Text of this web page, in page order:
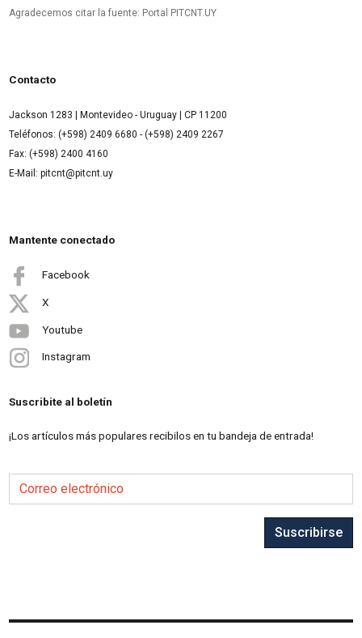
Agradecemos citar la fuente: Portal PITCNT.UY
Contacto
Jackson 1283 | Montevideo - Uruguay | CP 11200
Teléfonos: (+598) 2409 6680 - (+598) 2409 2267
Fax: (+598) 2400 4160
E-Mail: pitcnt@pitcnt.uy
Mantente conectado
Facebook
X
Youtube
Instagram
Suscribite al boletín
¡Los artículos más populares recibilos en tu bandeja de entrada!
Correo electrónico
Suscribirse